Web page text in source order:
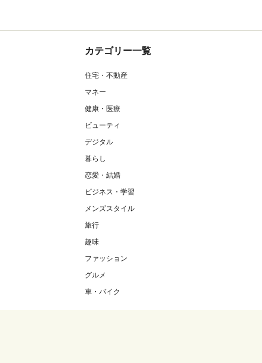
カテゴリー一覧
住宅・不動産
マネー
健康・医療
ビューティ
デジタル
暮らし
恋愛・結婚
ビジネス・学習
メンズスタイル
旅行
趣味
ファッション
グルメ
車・バイク